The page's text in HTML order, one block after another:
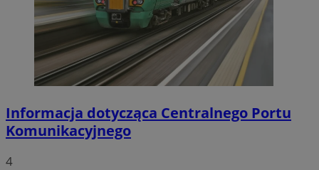
Informacja dotycząca Centralnego Portu
Komunikacyjnego
4